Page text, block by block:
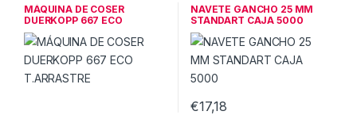
MÁQUINA DE COSER
DUERKOPP 667 ECO
T.ARRASTRE
NAVETE GANCHO 25 MM
STANDART CAJA 5000
€17,18